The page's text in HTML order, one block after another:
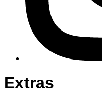
Extras